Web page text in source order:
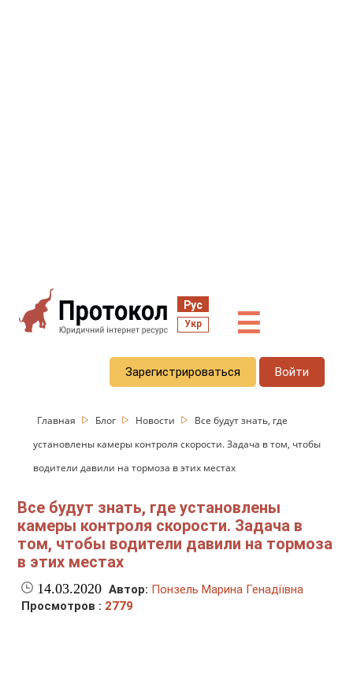
Рус
Укр ☰
Зарегистрироваться Войти
Главная Блог Новости
Все будут знать, где
установлены камеры контроля скорости. Задача в том, чтобы
водители давили на тормоза в этих местах
Все будут знать, где установлены
камеры контроля скорости. Задача в
том, чтобы водители давили на тормоза
в этих местах
14.03.2020 Автор: Понзель Марина Генадіївна
Просмотров : 2779